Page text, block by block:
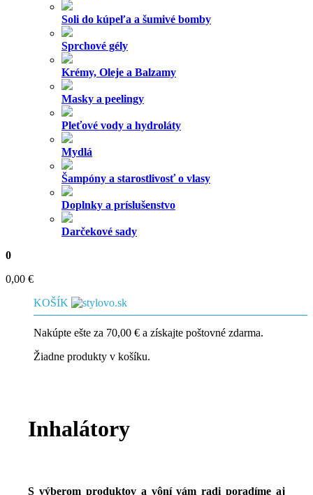
Soli do kúpeľa a šumivé bomby
Sprchové gély
Krémy, Oleje a Balzamy
Masky a peelingy
Pleťové vody a hydroláty
Mydlá
Šampóny a starostlivosť o vlasy
Doplnky a príslušenstvo
Darčekové sady
0
0,00 €
KOŠÍK
Nakúpte ešte za 70,00 € a získajte poštovné zdarma.
Žiadne produkty v košíku.
Inhalátory
S výberom produktov a vôní vám radi poradíme aj